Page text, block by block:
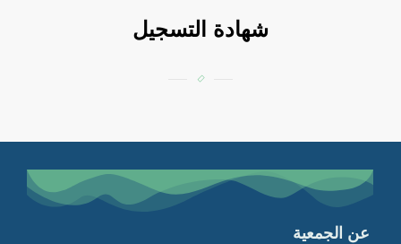
شهادة التسجيل
عن الجمعية